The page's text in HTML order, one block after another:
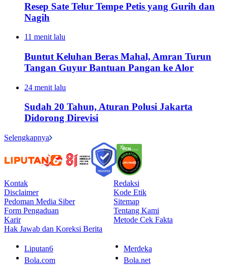
Resep Sate Telur Tempe Petis yang Gurih dan
Nagih
11 menit lalu
Buntut Keluhan Beras Mahal, Amran Turun
Tangan Guyur Bantuan Pangan ke Alor
24 menit lalu
Sudah 20 Tahun, Aturan Polusi Jakarta
Didorong Direvisi
Selengkapnya
Kontak
Redaksi
Disclaimer
Kode Etik
Pedoman Media Siber
Sitemap
Form Pengaduan
Tentang Kami
Karir
Metode Cek Fakta
Hak Jawab dan Koreksi Berita
Liputan6
Merdeka
Bola.com
Bola.net